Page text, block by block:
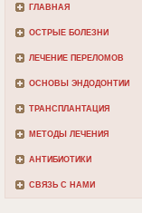
ГЛАВНАЯ
ОСТРЫЕ БОЛЕЗНИ
ЛЕЧЕНИЕ ПЕРЕЛОМОВ
ОСНОВЫ ЭНДОДОНТИИ
ТРАНСПЛАНТАЦИЯ
МЕТОДЫ ЛЕЧЕНИЯ
АНТИБИОТИКИ
СВЯЗЬ С НАМИ